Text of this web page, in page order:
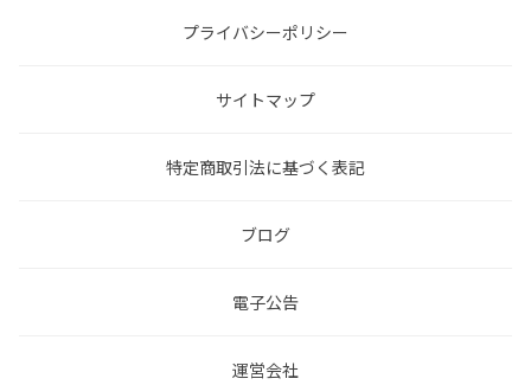
プライバシーポリシー
サイトマップ
特定商取引法に基づく表記
ブログ
電子公告
運営会社